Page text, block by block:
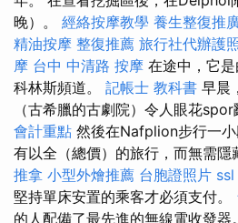
晚）。 經絡按摩教學 養生整復推
精油按摩 整復推薦 旅行社代辦護
摩 台中 中清路 按摩 在途中，它
科林斯頻道。 記帳士 教科書 早晨
（古希臘的古劇院）令人眼花spor
會計重點 然後在Nafplion步行一
有以全（總價）的旅行，而無需隱
推拿 小型外燴推薦 台胞證照片 ssl
堅持單床安置的乘客才必須支付。
的人配備了最先進的無線電收發器